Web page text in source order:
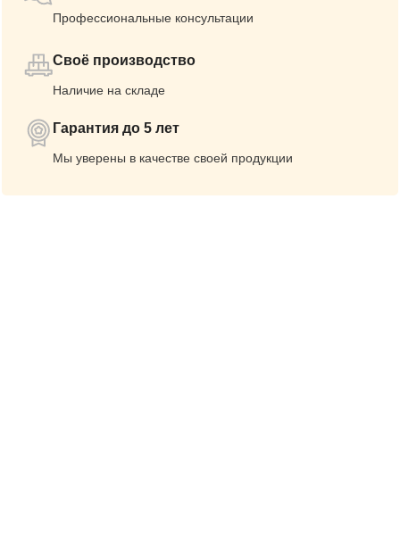
Профессиональные консультации
Своё производство
Наличие на складе
Гарантия до 5 лет
Мы уверены в качестве своей продукции